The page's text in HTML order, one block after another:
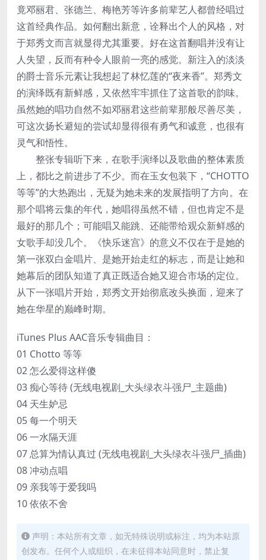
竟邓丽君、张德兰、梅艳芳等许多前辈艺人都曾经唱过
这首经典作品。如何翻出新意，诠释出个人的风格，对
于郑秀文而言就显得尤其重要。好在这首翻唱并没有让
人失望，反而有种令人眼前一亮的感觉。新注入的淡淡
的爵士音乐元素让我想起了林忆莲的“夜来香”。郑秀文
的演绎既有新鲜感，又依然牢牢抓住了这首歌的韵味。
虽然她的唱功自然不如邓丽君这些前辈那般尽善尽美，
可这次扬长避短的尝试却显得很有勇气和诚意，也很有
灵气和悟性。
整张专辑听下来，在歌手演绎以及歌曲的整体素质
上，都比之前进步了不少。而在玉女包装下，“CHOTTO
等等”的大热跑出，无疑为她未来的发展指明了方向。在
那个唱将云集的年代，她唱得虽然不错，但也肯定不是
最好的那几个；可能唱又能跳、还能带给观众新鲜感的
女歌手却没几个。《快乐迷宫》的意义不仅在于是她的
第一张双白金唱片、是她开始走红的标志，而是让她和
她幕后的团队知道了真正既适合她又迎合市场的定位。
从下一张唱片开始，郑秀文开始彻底改头换面，迎来了
她在华星的巅峰时期。
iTunes Plus AAC音乐专辑曲目：
01 Chotto 等等
02 怎么爱得这样傻
03 痴心等待 (无线电视剧_大头绿衣斗强尸_主题曲)
04 天生妒忌
05 每一个明天
06 一水隔天涯
07 总算为情认真过 (无线电视剧_大头绿衣斗强尸_插曲)
08 冲动点唱
09 亲我等于爱我吗
10 依依不舍
声明：本站所有文章，如无特殊说明或标注，均为本站原
创发布。任何个人或组织，在未征得本站同意时，禁止复